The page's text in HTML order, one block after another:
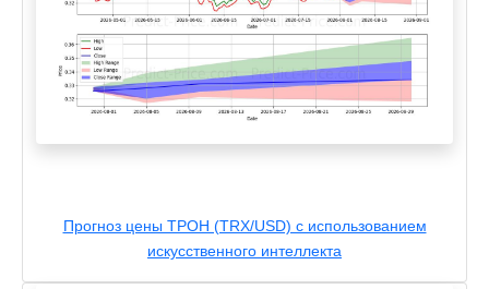
Прогноз цены ТРОН (TRX/USD) с использованием
искусственного интеллекта